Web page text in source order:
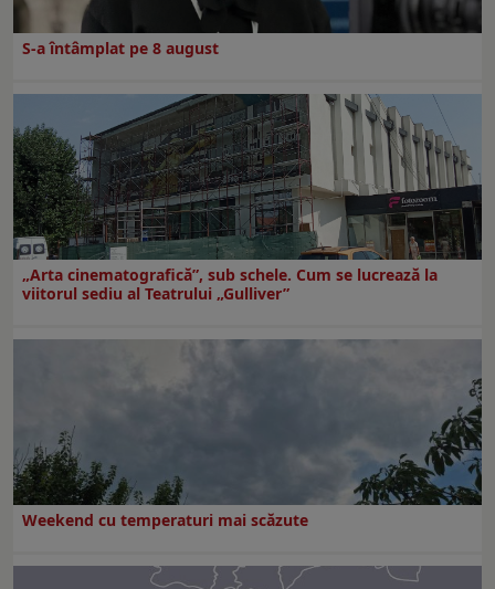
S-a întâmplat pe 8 august
„Arta cinematografică”, sub schele. Cum se lucrează la
viitorul sediu al Teatrului „Gulliver”
Weekend cu temperaturi mai scăzute